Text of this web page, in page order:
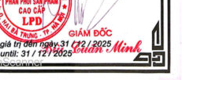
Casio Nam MTS-